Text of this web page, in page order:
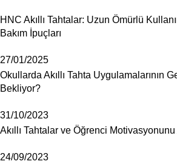
HNC Akıllı Tahtalar: Uzun Ömürlü
Bakım İpuçları
27/01/2025
Okullarda Akıllı Tahta Uygulamalarının
Bekliyor?
31/10/2023
Akıllı Tahtalar ve Öğrenci
24/09/2023